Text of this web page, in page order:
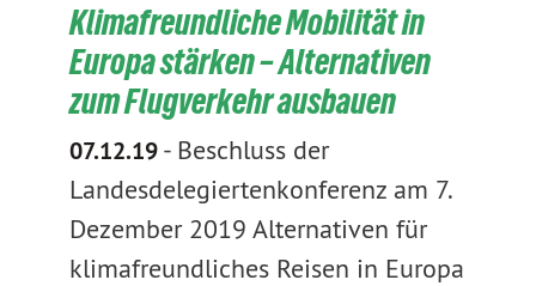
Klimafreundliche Mobilität in
Europa stärken – Alternativen
zum Flugverkehr ausbauen
07.12.19- Beschluss der
Landesdelegiertenkonferenz am 7.
Dezember 2019 Alternativen für
klimafreundliches Reisen in Europa